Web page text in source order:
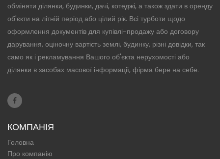
обміняти ділянки, будинки, дачі, котеджі, а також здати в оренду
об'єкти на літній період або цілий рік. Всі турботи щодо
оформлення документів для купівлі-продажу або договору
дарування, оціночну вартість землі, будинку, різні довідки, так
само як і рекламування Вашого об'єкта нерухомості або
ділянки в засобах масової інформації, фірма бере на себе.
КОМПАНІЯ
Головна
Про компанію